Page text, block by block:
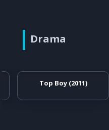
Drama
Top Boy (2011)